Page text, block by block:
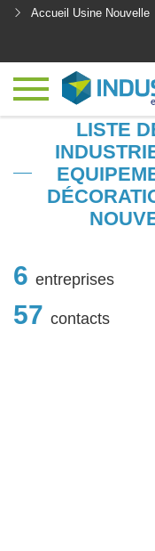
Accueil Usine Nouvelle
LISTE
6 entreprises
57 contacts